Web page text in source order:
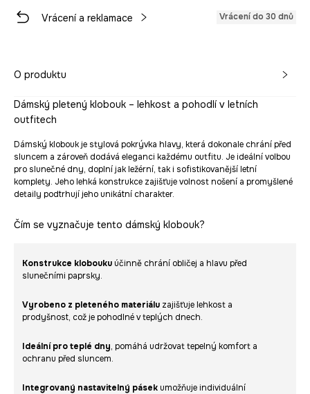
Vrácení a reklamace Vrácení do 30 dnů
O produktu
Dámský pletený klobouk – lehkost a pohodlí v letních
outfitech
Dámský klobouk je stylová pokrývka hlavy, která dokonale chrání před
sluncem a zároveň dodává eleganci každému outfitu. Je ideální volbou
pro slunečné dny, doplní jak ležérní, tak i sofistikovanější letní
komplety. Jeho lehká konstrukce zajišťuje volnost nošení a promyšlené
detaily podtrhují jeho unikátní charakter.
Čím se vyznačuje tento dámský klobouk?
Konstrukce klobouku účinně chrání obličej a hlavu před
slunečními paprsky.
Vyrobeno z pleteného materiálu zajišťuje lehkost a
prodyšnost, což je pohodlné v teplých dnech.
Ideální pro teplé dny, pomáhá udržovat tepelný komfort a
ochranu před sluncem.
Integrovaný nastavitelný pásek umožňuje individuální